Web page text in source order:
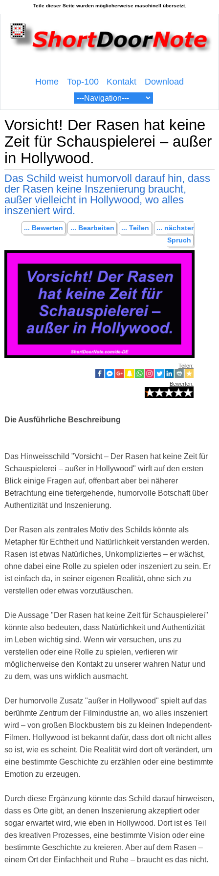
Home Top-100 Kontakt Download
Vorsicht! Der Rasen hat keine
Zeit für Schauspielerei – außer
in Hollywood.
Das Schild weist humorvoll darauf hin, dass
der Rasen keine Inszenierung braucht,
außer vielleicht in Hollywood, wo alles
inszeniert wird.
... Bewerten ... Bearbeiten ... Teilen
... nächster
Spruch
Teilen:
Bewerten:
Die Ausführliche Beschreibung
Das Hinweisschild "Vorsicht – Der Rasen hat keine Zeit für
Schauspielerei – außer in Hollywood" wirft auf den ersten
Blick einige Fragen auf, offenbart aber bei näherer
Betrachtung eine tiefergehende, humorvolle Botschaft über
Authentizität und Inszenierung.
Der Rasen als zentrales Motiv des Schilds könnte als
Metapher für Echtheit und Natürlichkeit verstanden werden.
Rasen ist etwas Natürliches, Unkompliziertes – er wächst,
ohne dabei eine Rolle zu spielen oder inszeniert zu sein. Er
ist einfach da, in seiner eigenen Realität, ohne sich zu
verstellen oder etwas vorzutäuschen.
Die Aussage "Der Rasen hat keine Zeit für Schauspielerei"
könnte also bedeuten, dass Natürlichkeit und Authentizität
im Leben wichtig sind. Wenn wir versuchen, uns zu
verstellen oder eine Rolle zu spielen, verlieren wir
möglicherweise den Kontakt zu unserer wahren Natur und
zu dem, was uns wirklich ausmacht.
Der humorvolle Zusatz "außer in Hollywood" spielt auf das
berühmte Zentrum der Filmindustrie an, wo alles inszeniert
wird – von großen Blockbustern bis zu kleinen Independent-
Filmen. Hollywood ist bekannt dafür, dass dort oft nicht alles
so ist, wie es scheint. Die Realität wird dort oft verändert, um
eine bestimmte Geschichte zu erzählen oder eine bestimmte
Emotion zu erzeugen.
Durch diese Ergänzung könnte das Schild darauf hinweisen,
dass es Orte gibt, an denen Inszenierung akzeptiert oder
sogar erwartet wird, wie eben in Hollywood. Dort ist es Teil
des kreativen Prozesses, eine bestimmte Vision oder eine
bestimmte Geschichte zu kreieren. Aber auf dem Rasen –
einem Ort der Einfachheit und Ruhe – braucht es das nicht.